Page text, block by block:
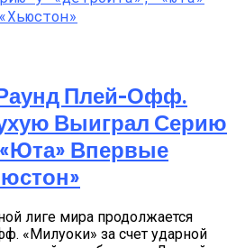
Плей-Офф.
Выиграл Серию
«Юта» Впервые
лиге мира продолжается
«Милуоки» за счет ударной